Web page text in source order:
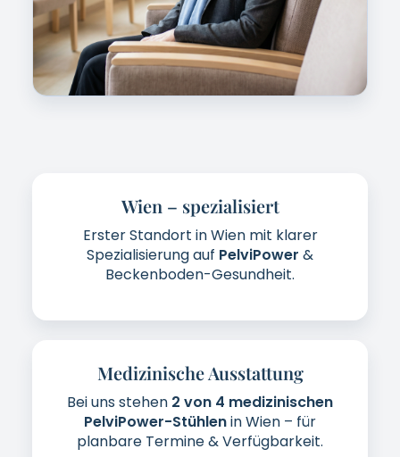
Wien – spezialisiert
Erster Standort in Wien mit klarer
Spezialisierung auf PelviPower &
Beckenboden-Gesundheit.
Medizinische Ausstattung
Bei uns stehen 2 von 4 medizinischen
PelviPower-Stühlenin Wien – für
planbare Termine & Verfügbarkeit.